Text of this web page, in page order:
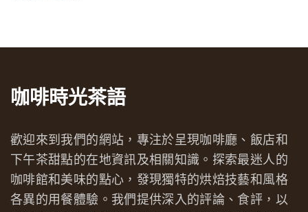
咖啡時光茶語
歡迎來到我們的網站，專注於呈現咖啡廳、飯店和
下午茶甜點的在地資訊及相關知識。探索最迷人的
咖啡館和美味的點心，發現獨特的烘焙技藝和風格
各異的用餐體驗。我們提供深入的評論、食評，以